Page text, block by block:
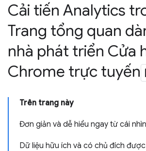
Cải tiến Analytics
Trang tổng quan
nhà phát triển Cửa
Chrome trực tuyến
Trên trang này
Đơn giản và dễ hiểu ngay từ cái
Dữ liệu hữu ích và có chủ đích